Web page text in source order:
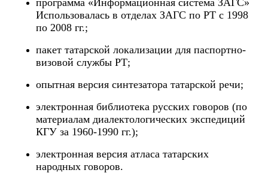
программа «Информационная система ЗАГС»
Использовалась в отделах ЗАГС по РТ с 1998
по 2008 гг.;
пакет татарской локализации для паспортно-
визовой службы РТ;
опытная версия синтезатора татарской речи;
электронная библиотека русских говоров (по
материалам диалектологических экспедиций
КГУ за 1960-1990 гг.);
электронная версия атласа татарских
народных говоров.